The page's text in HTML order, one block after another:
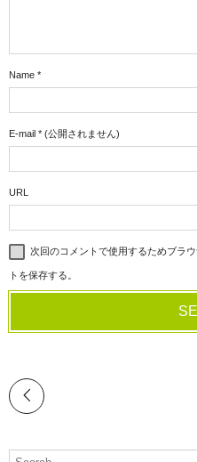
Name *
E-mail * (公開されません)
URL
次回のコメントで使用するためブラ
トを保存する。